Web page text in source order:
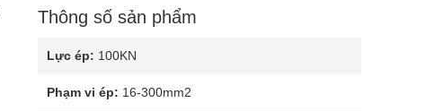
Thông số sản phẩm
Lực ép: 100KN
Phạm vi ép: 16-300mm2